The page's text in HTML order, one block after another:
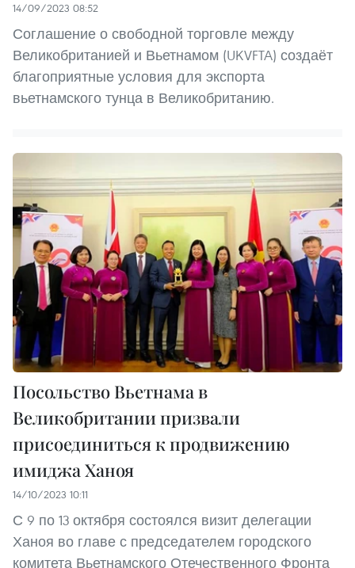
14/09/2023 08:52
Соглашение о свободной торговле между
Великобританией и Вьетнамом (UKVFTA) создаёт
благоприятные условия для экспорта
вьетнамского тунца в Великобританию.
Посольство Вьетнама в
Великобритании призвали
присоединиться к продвижению
имиджа Ханоя
14/10/2023 10:11
С 9 по 13 октября состоялся визит делегации
Ханоя во главе с председателем городского
комитета Вьетнамского Отечественного Фронта